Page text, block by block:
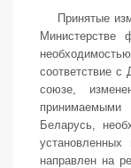
Принятые
Министерстве
соответствие с
союзе,
Беларусь,
направлен на